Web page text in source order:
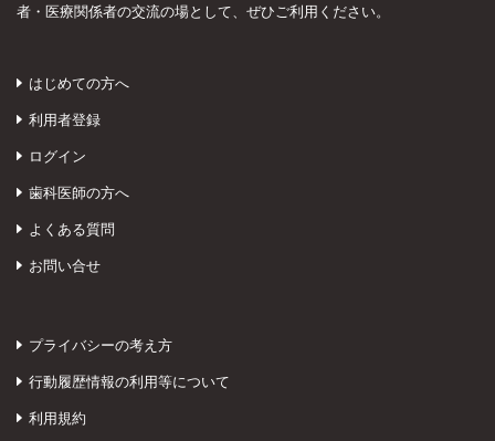
者・医療関係者の交流の場として、ぜひご利用ください。
はじめての方へ
利用者登録
ログイン
歯科医師の方へ
よくある質問
お問い合せ
プライバシーの考え方
行動履歴情報の利用等について
利用規約